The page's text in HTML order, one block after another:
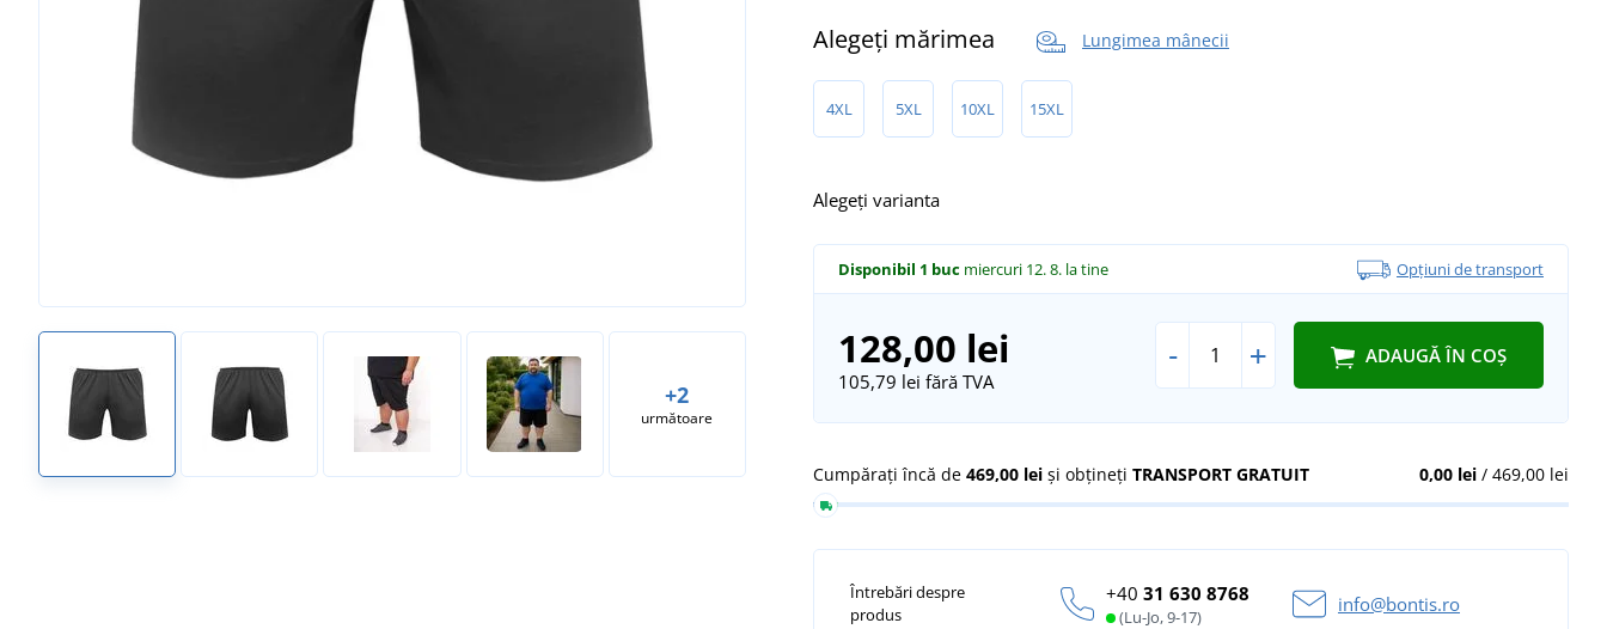
+2
următoare
Alegeți mărimea Lungimea mânecii
4XL 5XL 10XL 15XL
Alegeți varianta
Disponibil 1 buc miercuri 12. 8. la tine Opțiuni de transport
128,00 lei
105,79 lei fără TVA
- + ADAUGĂ ÎN COȘ
0,00 lei/ 469,00 lei
Cumpărați încă de 469,00 lei și obțineți TRANSPORT GRATUIT
Întrebări despre
produs
+40 31 630 8768
(Lu-Jo, 9-17)
info@bontis.ro